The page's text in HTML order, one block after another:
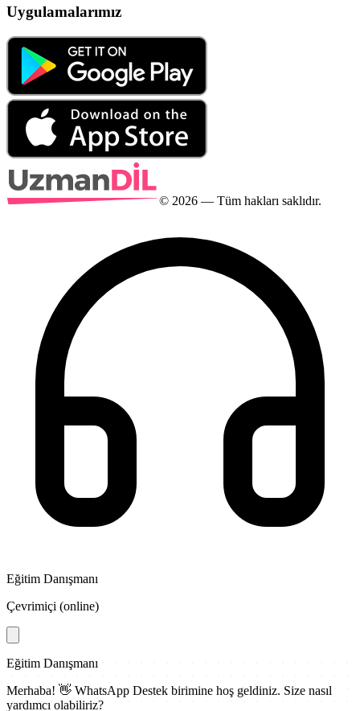
Uygulamalarımız
© 2026 — Tüm hakları saklıdır.
Eğitim Danışmanı
Çevrimiçi (online)
Eğitim Danışmanı
Merhaba! 👋 WhatsApp Destek birimine hoş geldiniz. Size nasıl
yardımcı olabiliriz?